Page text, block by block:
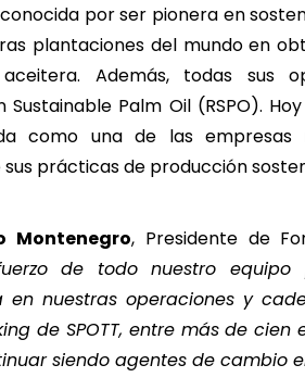
por ser pionera en
plantaciones del mundo en
Además, todas sus
Sustainable Palm Oil (RSPO).
como una de las
sus prácticas de producción
Montenegro, Presidente de
de todo nuestro
en nuestras operaciones y
de SPOTT, entre más de
siendo agentes de cambio